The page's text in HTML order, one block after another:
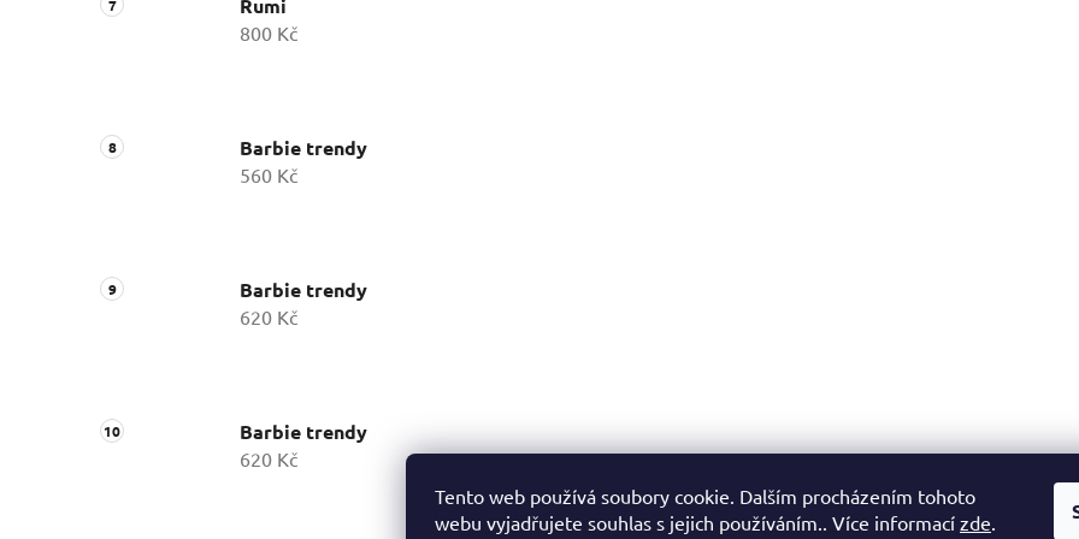
Tento web používá soubory cookie. Dalším procházením tohoto
webu vyjadřujete souhlas s jejich používáním.. Více informací zde.
Rumi
800 Kč
Barbie trendy
560 Kč
Barbie trendy
620 Kč
Barbie trendy
620 Kč